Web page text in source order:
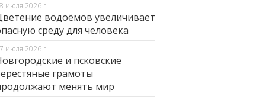
июля 2026 г.
водоёмов увеличивает
среду для человека
июля 2026 г.
и псковские
грамоты
менять мир